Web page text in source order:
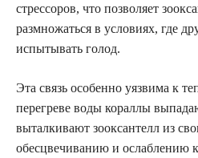
стрессоров, что позволяет
размножаться в условиях, где
испытывать голод.
Эта связь особенно уязвима к
перегреве воды кораллы
выталкивают зооксантелл из
обесцвечиванию и ослаблению